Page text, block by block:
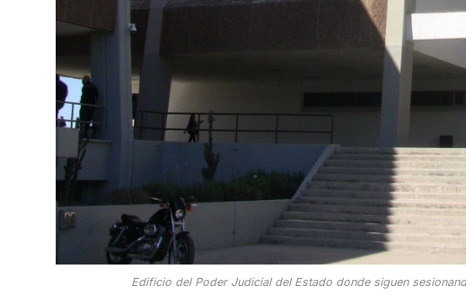
Edificio del Poder Judicial del Estado donde siguen